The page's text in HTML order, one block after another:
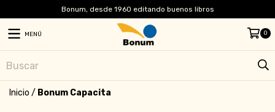
Bonum, desde 1960 editando buenos libros
MENÚ 0
Inicio / Bonum Capacita